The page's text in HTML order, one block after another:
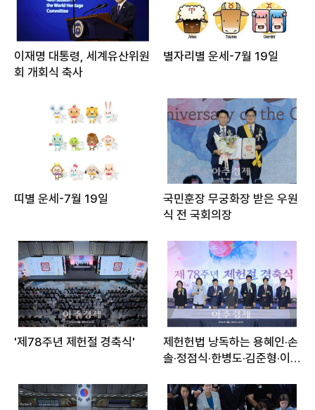
이재명 대통령, 세계유산위원
회 개회식 축사
별자리별 운세-7월 19일
띠별 운세-7월 19일
국민훈장 무궁화장 받은 우원
식 전 국회의장
'제78주년 제헌절 경축식'
제헌헌법 낭독하는 용혜인·손
솔·정점식·한병도·김준형·이준